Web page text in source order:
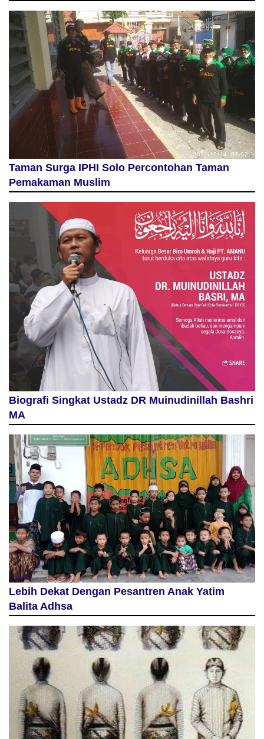
Taman Surga IPHI Solo Percontohan Taman
Pemakaman Muslim
Biografi Singkat Ustadz DR Muinudinillah Bashri
MA
Lebih Dekat Dengan Pesantren Anak Yatim
Balita Adhsa